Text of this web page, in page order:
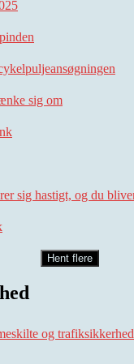
sig om
sig hastigt, og du
Hent flere
og trafiksikkerhed